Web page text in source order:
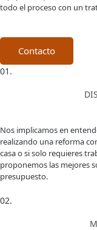
todo el proceso con un
Contacto
01.
Nos implicamos en
realizando una reforma
casa o si solo requieres
proponemos las mejores
presupuesto.
02.